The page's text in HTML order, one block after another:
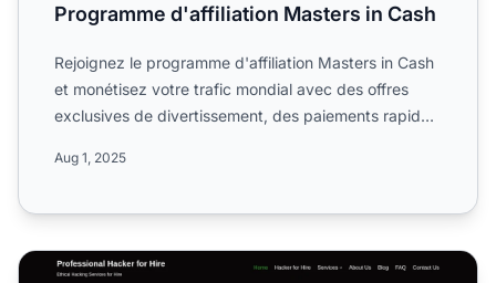
Programme d'affiliation Masters in Cash
Rejoignez le programme d'affiliation Masters in Cash
et monétisez votre trafic mondial avec des offres
exclusives de divertissement, des paiements rapides
Aug 1, 2025
Programme d'affiliation MaestroCrew